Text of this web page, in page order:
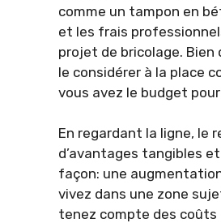
comme un tampon en
et les frais
projet de bricolage. Bien
le considérer à la place
vous avez le budget
En regardant la ligne, le
d’avantages tangibles
façon: une
vivez dans une zone
tenez compte des coûts